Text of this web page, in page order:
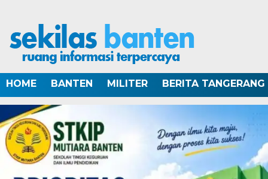
HOME BANTEN MILITER BERITA TANGERANG